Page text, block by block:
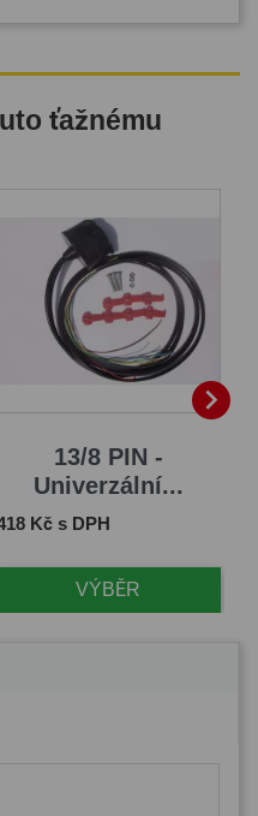
ťažnému
13/8 PIN -
Univerzální...
Kč s DPH
VÝBĚR
